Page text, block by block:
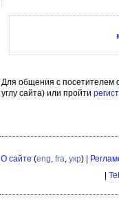
Для общения с посетителем
углу сайта) или пройти
О сайте (eng, fra, укр) |